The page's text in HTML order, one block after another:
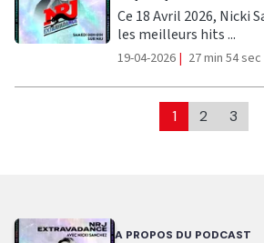
Ce 18 Avril 2026, Nicki
les meilleurs hits ...
19-04-2026 | 27 min 54 sec
1 2 3
A PROPOS DU PODCAST